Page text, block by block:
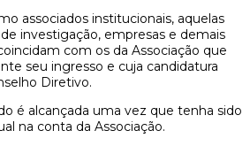
associados institucionais, aquelas
investigação, empresas e demais
com os da Associação que
seu ingresso e cuja candidatura
Diretivo.
é alcançada uma vez que tenha sido
na conta da Associação.